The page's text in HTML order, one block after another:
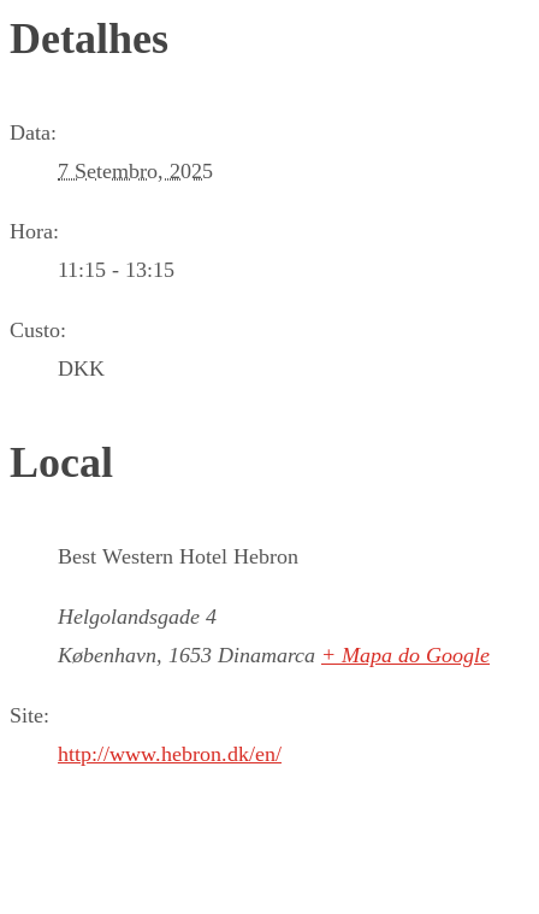
Detalhes
Data:
7 Setembro, 2025
Hora:
11:15 - 13:15
Custo:
DKK
Local
Best Western Hotel Hebron
Helgolandsgade 4
København, 1653 Dinamarca + Mapa do Google
Site:
http://www.hebron.dk/en/